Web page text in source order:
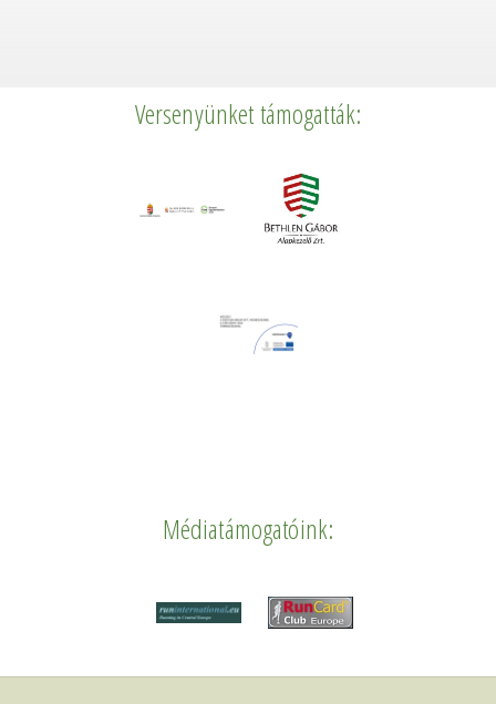
Versenyünket támogatták:
Médiatámogatóink: